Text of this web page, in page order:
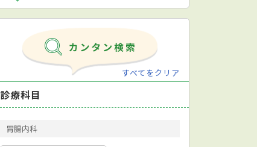
すべてをクリア
診療科目
胃腸内科